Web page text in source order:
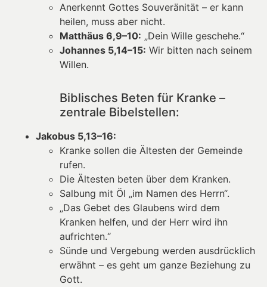
Anerkennt Gottes Souveränität – er kann
heilen, muss aber nicht.
Matthäus 6,9–10: „Dein Wille geschehe.“
Johannes 5,14–15: Wir bitten nach seinem
Willen.
Biblisches Beten für Kranke –
zentrale Bibelstellen:
Jakobus 5,13–16:
Kranke sollen die Ältesten der Gemeinde
rufen.
Die Ältesten beten über dem Kranken.
Salbung mit Öl „im Namen des Herrn“.
„Das Gebet des Glaubens wird dem
Kranken helfen, und der Herr wird ihn
aufrichten.“
Sünde und Vergebung werden ausdrücklich
erwähnt – es geht um ganze Beziehung zu
Gott.